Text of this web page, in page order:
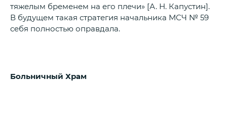
тяжелым бременем на его плечи» [А. Н. Капустин].
В будущем такая стратегия начальника МСЧ № 59
себя полностью оправдала.
Больничный Храм